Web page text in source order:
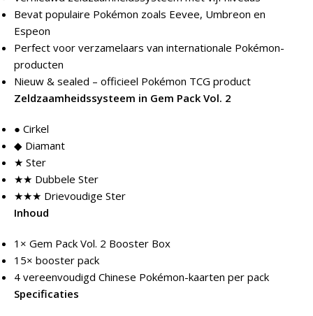
Bevat populaire Pokémon zoals Eevee, Umbreon en
Espeon
Perfect voor verzamelaars van internationale Pokémon-
producten
Nieuw & sealed – officieel Pokémon TCG product
Zeldzaamheidssysteem in Gem Pack Vol. 2
● Cirkel
◆ Diamant
★ Ster
★★ Dubbele Ster
★★★ Drievoudige Ster
Inhoud
1× Gem Pack Vol. 2 Booster Box
15× booster pack
4 vereenvoudigd Chinese Pokémon-kaarten per pack
Specificaties